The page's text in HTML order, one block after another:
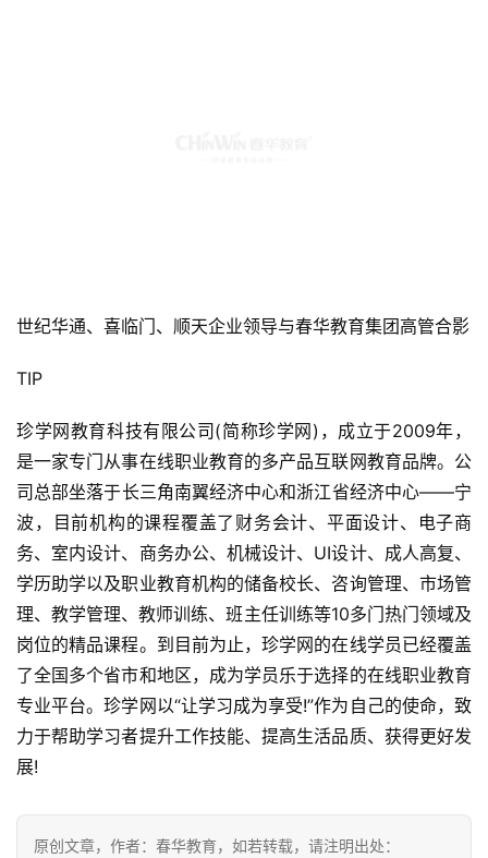
世纪华通、喜临门、顺天企业领导与春华教育集团高管合影
TIP
珍学网教育科技有限公司(简称珍学网)，成立于2009年，
是一家专门从事在线职业教育的多产品互联网教育品牌。公
司总部坐落于长三角南翼经济中心和浙江省经济中心——宁
波，目前机构的课程覆盖了财务会计、平面设计、电子商
务、室内设计、商务办公、机械设计、UI设计、成人高复、
学历助学以及职业教育机构的储备校长、咨询管理、市场管
理、教学管理、教师训练、班主任训练等10多门热门领域及
岗位的精品课程。到目前为止，珍学网的在线学员已经覆盖
了全国多个省市和地区，成为学员乐于选择的在线职业教育
专业平台。珍学网以“让学习成为享受!”作为自己的使命，致
力于帮助学习者提升工作技能、提高生活品质、获得更好发
展!
原创文章，作者：春华教育，如若转载，请注明出处：